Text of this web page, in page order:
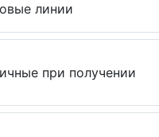
линии
при получении